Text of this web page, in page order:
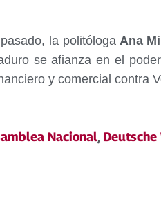
la politólogaAna
se afianza en el
y comercial contra
Nacional, Deutsche